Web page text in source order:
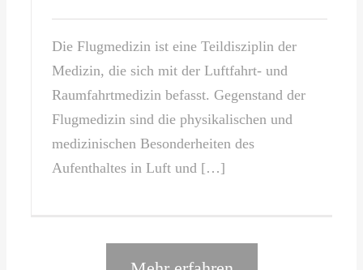
Die Flugmedizin ist eine Teildisziplin der
Medizin, die sich mit der Luftfahrt- und
Raumfahrtmedizin befasst. Gegenstand der
Flugmedizin sind die physikalischen und
medizinischen Besonderheiten des
Aufenthaltes in Luft und […]